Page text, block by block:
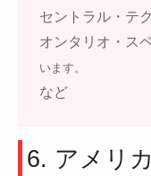
セントラル・テ
オンタリオ・ス
います。
など
6. アメリ